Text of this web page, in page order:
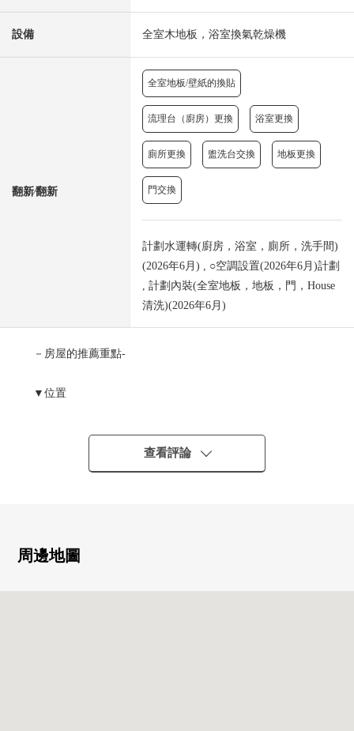
設備 全室木地板，浴室換氣乾燥機
翻新⁄翻新
全室地板/壁紙的換貼
流理台（廚房）更換 浴室更換
廁所更換 盥洗台交換 地板更換
門交換
計劃水運轉(廚房，浴室，廁所，洗手間)
(2026年6月) , ○空調設置(2026年6月)計劃
, 計劃內裝(全室地板，地板，門，House
清洗)(2026年6月)
－房屋的推薦重點-
▼位置
・東急東橫線"日吉"車站
公共汽車14分"sanvarie日吉"停歩4分
・橫濱市營地鐵綠線"日吉本町"車站步行14分鐘
・寵物飼養可(有細則)
查看評論
周邊地圖